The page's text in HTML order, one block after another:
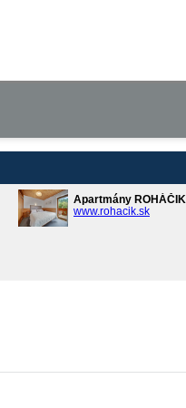
Apartmány ROHÁČIK
www.rohacik.sk